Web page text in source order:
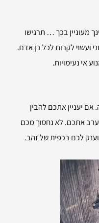
מעוניין בכך … תרגישו
ועשוי לקרות לכל בן אדם.
אי נעימויות.
אם יעניין אתכם להבין
אתכם. לא נחסוך מכם
לכם בכפית של זהב.